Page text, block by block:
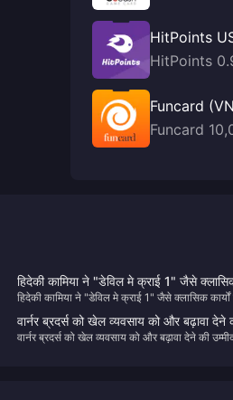
HitPoints
HitPoints
Funcard
Funcard
हिदेकी कामिया ने "डेविल मे क्राई 1" जैसे
की
हिदेकी कामिया ने "डेविल मे क्राई 1" जैसे क्लासिक
वार्नर ब्रदर्स को खेल व्यवसाय को और बढ़ावा देने
उत्कृष्ट कार्य स्थायी रहेंगे
वार्नर ब्रदर्स को खेल व्यवसाय को और बढ़ावा देने की